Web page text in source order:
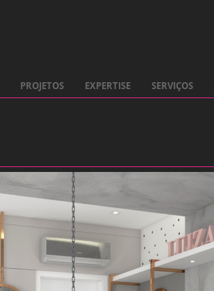
PROJETOS EXPERTISE SERVIÇOS